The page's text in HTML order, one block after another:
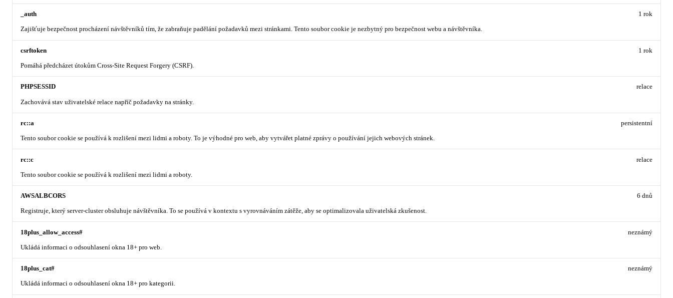
_auth
Zajišťuje bezpečnost procházení návštěvníků tím, že zabraňuje padělání požadavků mezi stránkami. Tento soubor cookie je nezbytný pro bezpečnost webu a návštěvníka.
1 rok
csrftoken
Pomáhá předcházet útokům Cross-Site Request Forgery (CSRF).
1 rok
PHPSESSID
Zachovává stav uživatelské relace napříč požadavky na stránky.
relace
rc::a
Tento soubor cookie se používá k rozlišení mezi lidmi a roboty. To je výhodné pro web, aby vytvářet platné zprávy o používání jejich webových stránek.
persistentní
rc::c
Tento soubor cookie se používá k rozlišení mezi lidmi a roboty.
relace
AWSALBCORS
Registruje, který server-cluster obsluhuje návštěvníka. To se používá v kontextu s vyrovnáváním zátěže, aby se optimalizovala uživatelská zkušenost.
6 dnů
18plus_allow_access#
Ukládá informaci o odsouhlasení okna 18+ pro web.
neznámý
18plus_cat#
Ukládá informaci o odsouhlasení okna 18+ pro kategorii.
neznámý